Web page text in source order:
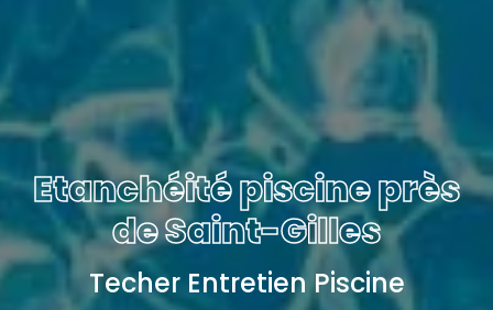
Etanchéité piscine près
de Saint-Gilles
Techer Entretien Piscine